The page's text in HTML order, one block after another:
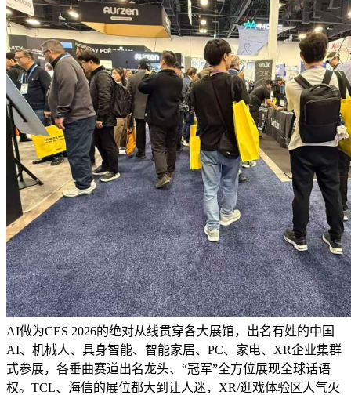
AI做为CES 2026的绝对从线贯穿各大展馆，出名有姓的中国
AI、机械人、具身智能、智能家居、PC、家电、XR企业集群
式参展，各垂曲赛道出名龙头、“冠军”全方位展现全球话语
权。TCL、海信的展位都大到让人迷，XR/逛戏体验区人气火